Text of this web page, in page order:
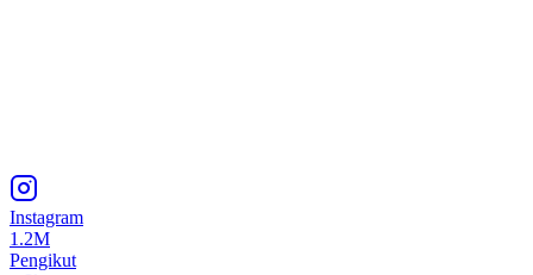
Instagram
1.2M
Pengikut